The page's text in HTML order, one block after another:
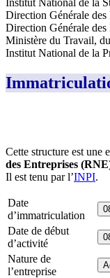
Institut National de la
Direction Générale
Direction Générale des
Ministère du Travail,
Institut National de la
Cette structure est une
des Entreprises
Il est tenu par l’INPI.
Date
d’immatriculation
Date de début
d’activité
Nature de
l’entreprise